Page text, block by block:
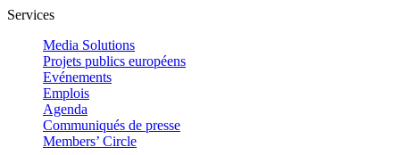
Services
Media Solutions
Projets publics européens
Evénements
Emplois
Agenda
Communiqués de presse
Members’ Circle